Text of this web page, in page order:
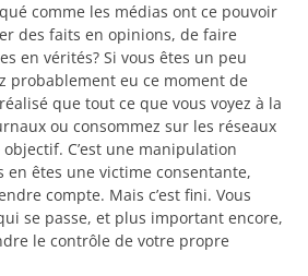
comme les médias ont ce pouvoir
des faits en opinions, de faire
en vérités? Si vous êtes un peu
probablement eu ce moment de
que tout ce que vous voyez à la
ou consommez sur les réseaux
C’est une manipulation
en êtes une victime consentante,
compte. Mais c’est fini. Vous
se passe, et plus important encore,
le contrôle de votre propre